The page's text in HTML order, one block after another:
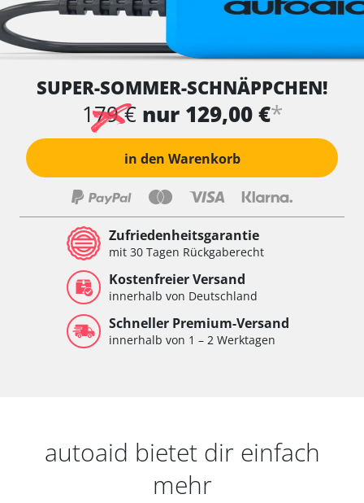
SUPER-SOMMER-SCHNÄPPCHEN!
179 € nur 129,00 €*
in den Warenkorb
Zufriedenheitsgarantie
mit 30 Tagen Rückgaberecht
Kostenfreier Versand
innerhalb von Deutschland
Schneller Premium-Versand
innerhalb von 1 – 2 Werktagen
autoaid bietet dir einfach
mehr